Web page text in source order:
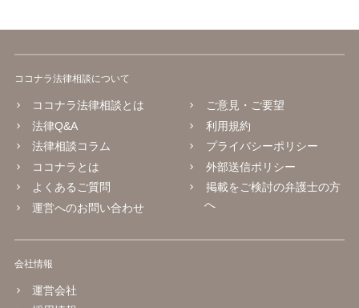
ココナラ法律相談について
ココナラ法律相談とは
法律Q&A
法律相談コラム
ココナラとは
よくあるご質問
運営へのお問い合わせ
ご意見・ご要望
利用規約
プライバシーポリシー
外部送信ポリシー
掲載をご検討の弁護士の方
へ
会社情報
運営会社